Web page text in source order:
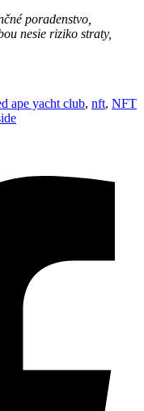
poradenstvo,
nesie riziko straty,
ape yacht club, nft, NFT